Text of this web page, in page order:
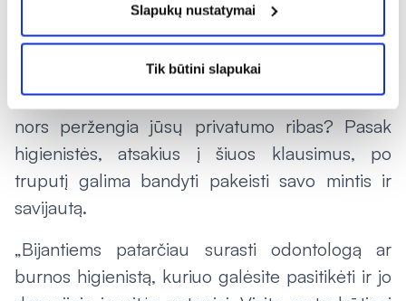
Slapukų nustatymai
Tik būtini slapukai
odontologą, burnos higienistė D. Turkovė
pataria užduoti sau klausimą, iš kur ši baimė
kyla. Galbūt ji susijusi su nemaloniais vaikystės
prisiminimais, o galbūt jūs nemėgstate, kai kas
nors peržengia jūsų privatumo ribas? Pasak
higienistės, atsakius į šiuos klausimus, po
truputį galima bandyti pakeisti savo mintis ir
savijautą.
„Bijantiems patarčiau surasti odontologą ar
burnos higienistą, kuriuo galėsite pasitikėti ir jo